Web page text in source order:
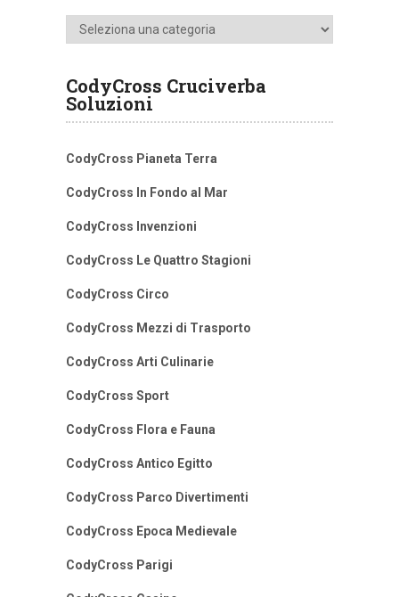
Categorie
CodyCross Cruciverba
Soluzioni
CodyCross Pianeta Terra
CodyCross In Fondo al Mar
CodyCross Invenzioni
CodyCross Le Quattro Stagioni
CodyCross Circo
CodyCross Mezzi di Trasporto
CodyCross Arti Culinarie
CodyCross Sport
CodyCross Flora e Fauna
CodyCross Antico Egitto
CodyCross Parco Divertimenti
CodyCross Epoca Medievale
CodyCross Parigi